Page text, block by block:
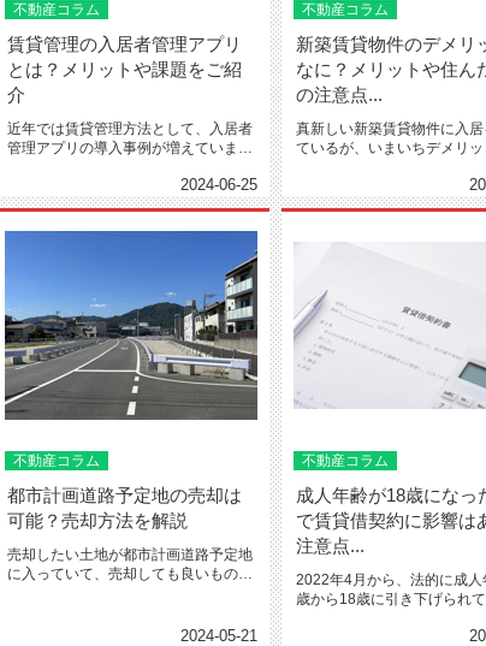
不動産コラム
賃貸管理の入居者管理アプリ
とは？メリットや課題をご紹
介
近年では賃貸管理方法として、入居者
管理アプリの導入事例が増えていま
2024-06-25
不動産コラム
新築賃貸物件のデメリ
なに？メリットや住ん
の注意点...
真新しい新築賃貸物件に入居
ているが、いまいちデメリ
不動産コラム
都市計画道路予定地の売却は
可能？売却方法を解説
売却したい土地が都市計画道路予定地
に入っていて、売却しても良いものか
2024-05-21
不動産コラム
成人年齢が18歳になっ
で賃貸借契約に影響は
注意点...
2022年4月から、法的に成
歳から18歳に引き下げられ